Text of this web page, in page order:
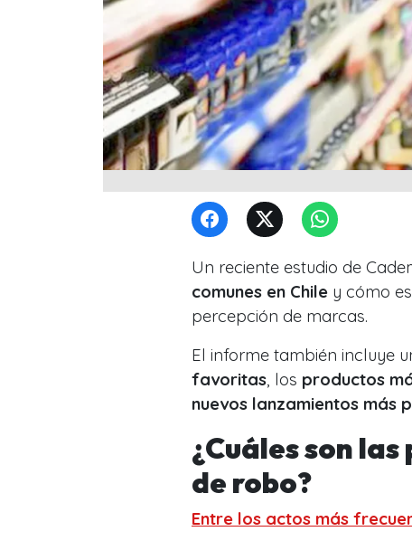
Un reciente estudio de
comunes en Chile y cómo
percepción de marcas.
El informe también incluye
favoritas , los productos
nuevos lanzamientos más
¿Cuáles son
de robo?
Entre los actos más